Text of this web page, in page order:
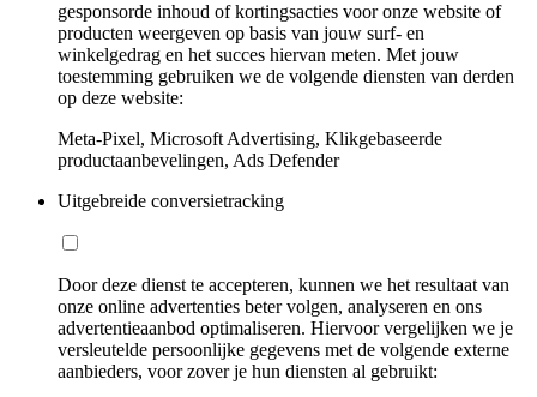
gesponsorde inhoud of kortingsacties voor onze website of
producten weergeven op basis van jouw surf- en
winkelgedrag en het succes hiervan meten. Met jouw
toestemming gebruiken we de volgende diensten van derden
op deze website:
Meta-Pixel, Microsoft Advertising, Klikgebaseerde
productaanbevelingen, Ads Defender
Uitgebreide conversietracking
Door deze dienst te accepteren, kunnen we het resultaat van
onze online advertenties beter volgen, analyseren en ons
advertentieaanbod optimaliseren. Hiervoor vergelijken we je
versleutelde persoonlijke gegevens met de volgende externe
aanbieders, voor zover je hun diensten al gebruikt: